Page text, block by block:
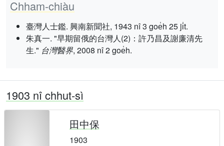
Chham-chiàu
臺灣人士鑑. 興南新聞社, 1943 nî 3 goe̍h 25 ji̍t.
朱真一. "早期留俄的台灣人(2)：許乃昌及謝廉清先
生." 台灣醫界, 2008 nî 2 goe̍h.
1903 nî chhut-sì
田中保
1903